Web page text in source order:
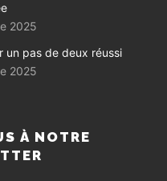
2025
un pas de deux réussi
2025
À NOTRE